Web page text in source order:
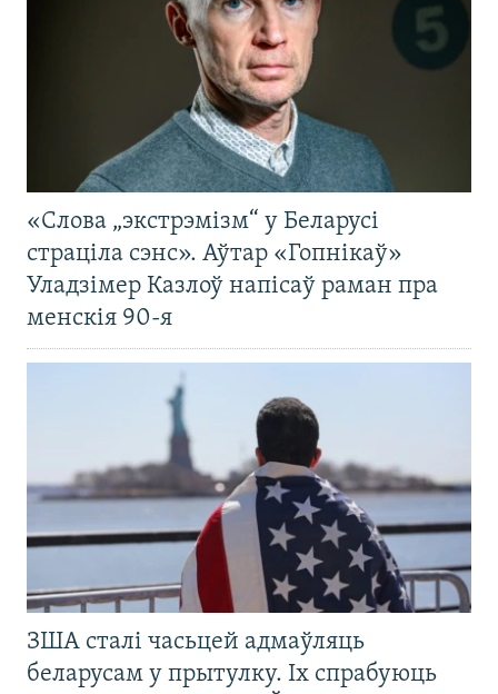
«Слова „экстрэмізм“ у Беларусі
страціла сэнс». Аўтар «Гопнікаў»
Уладзімер Казлоў напісаў раман пра
менскія 90-я
ЗША сталі часьцей адмаўляць
беларусам у прытулку. Іх спрабуюць